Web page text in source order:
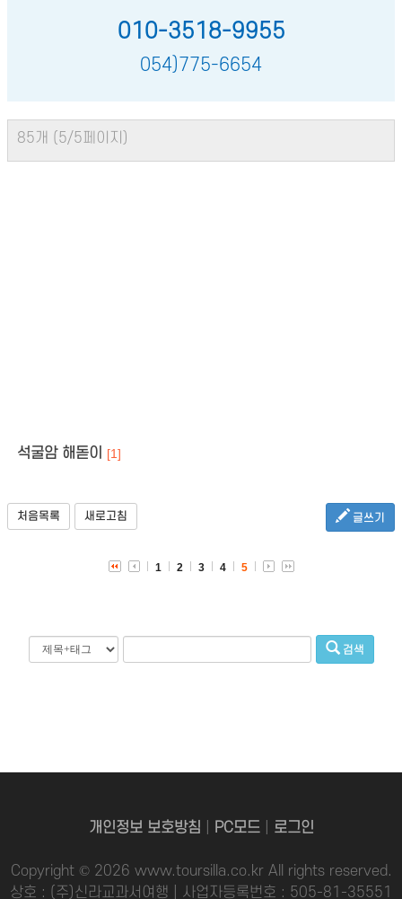
010-3518-9955
054)775-6654
85개 (5/5페이지)
석굴암 해돋이 [1]
처음목록 새로고침 글쓰기
1 2 3 4 5
검색
개인정보 보호방침 PC모드| 로그인
Copyright © 2026 www.toursilla.co.kr All rights reserved.
상호 : (주)신라교과서여행 | 사업자등록번호 : 505-81-35551